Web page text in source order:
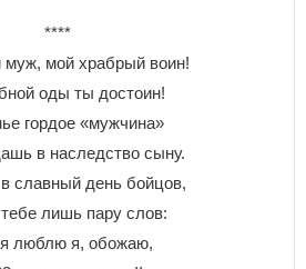
****
мой храбрый воин!
оды ты достоин!
гордое «мужчина»
в наследство сыну.
славный день бойцов,
лишь пару слов:
люблю я, обожаю,